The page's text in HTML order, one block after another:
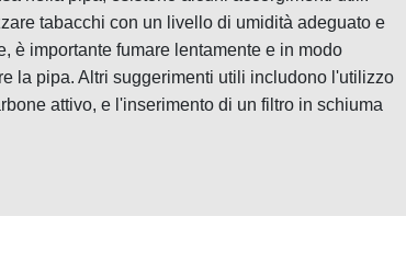
tabacchi con un livello di umidità adeguato e
è importante fumare lentamente e in modo
la pipa. Altri suggerimenti utili includono l'utilizzo
attivo, e l'inserimento di un filtro in schiuma